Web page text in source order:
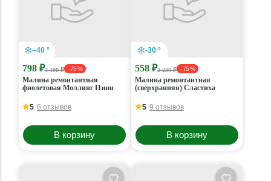
–40 °
798 ₽3 190 ₽ - 75 %
Малина ремонтантная
фиолетовая Моллинг Пэшн
5 6 отзывов
В корзину
-30 °
558 ₽2 230 ₽ - 75 %
Малина ремонтантная
(сверхранняя) Сластиха
5 9 отзывов
В корзину